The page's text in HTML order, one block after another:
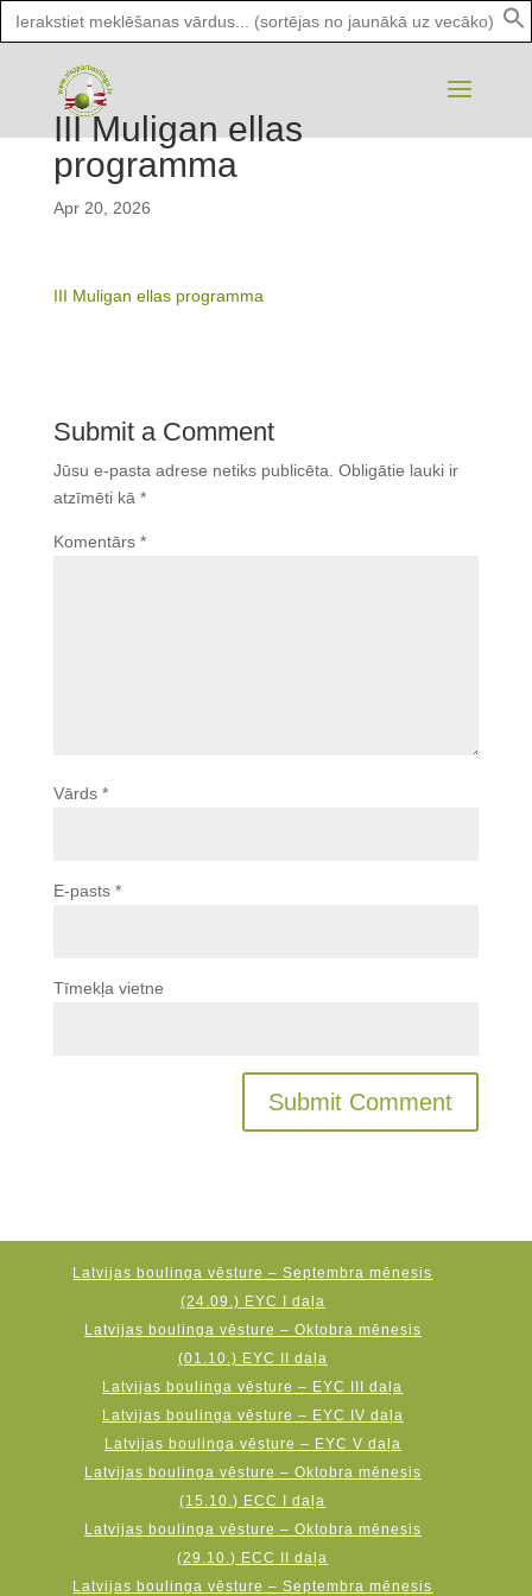
Search
for:
III Muligan ellas
programma
Apr 20, 2026
III Muligan ellas programma
Submit a Comment
Jūsu e-pasta adrese netiks publicēta. Obligātie lauki ir
atzīmēti kā *
Komentārs *
Vārds *
E-pasts *
Tīmekļa vietne
Latvijas boulinga vēsture – Septembra mēnesis
(24.09.) EYC I daļa
Latvijas boulinga vēsture – Oktobra mēnesis
(01.10.) EYC II daļa
Latvijas boulinga vēsture – EYC III daļa
Latvijas boulinga vēsture – EYC IV daļa
Latvijas boulinga vēsture – EYC V daļa
Latvijas boulinga vēsture – Oktobra mēnesis
(15.10.) ECC I daļa
Latvijas boulinga vēsture – Oktobra mēnesis
(29.10.) ECC II daļa
Latvijas boulinga vēsture – Septembra mēnesis